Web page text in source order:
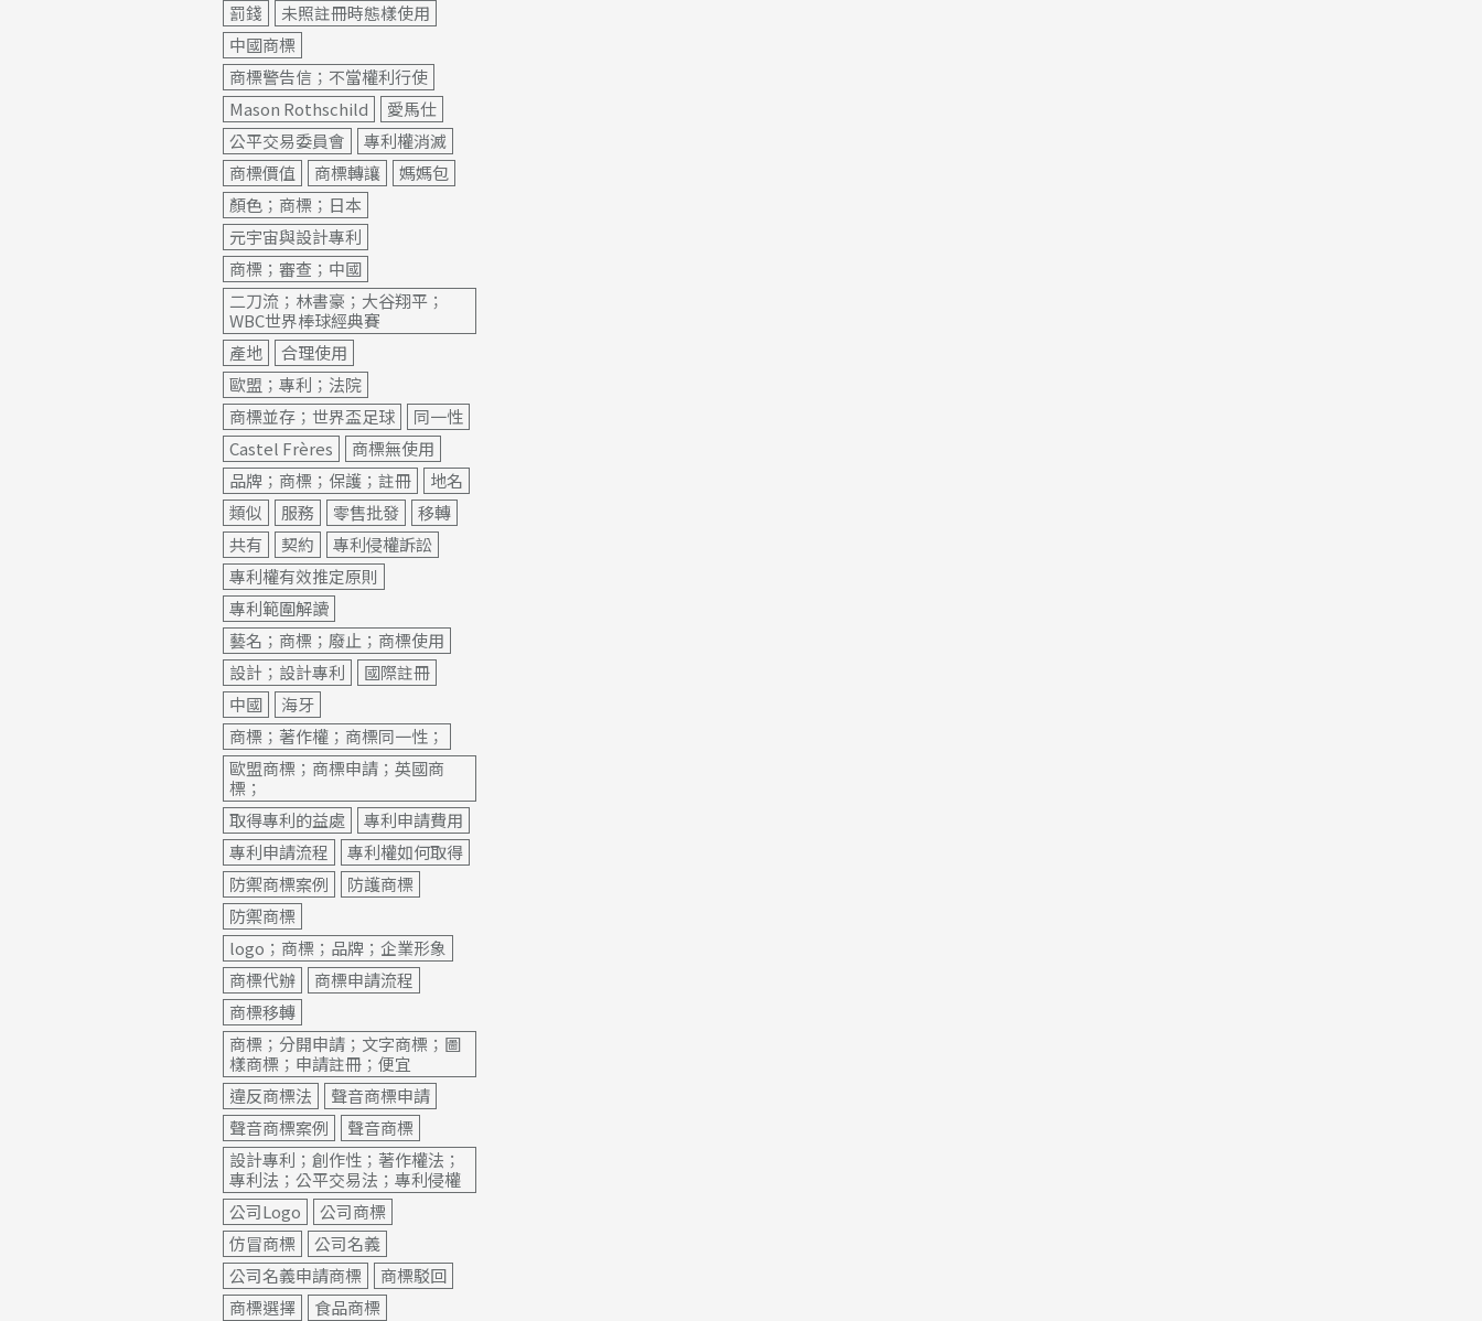
罰錢
未照註冊時態樣使用
中國商標
商標警告信；不當權利行使
Mason Rothschild
愛馬仕
公平交易委員會
專利權消滅
商標價值
商標轉讓
媽媽包
顏色；商標；日本
元宇宙與設計專利
商標；審查；中國
二刀流；林書豪；大谷翔平；
WBC世界棒球經典賽
產地
合理使用
歐盟；專利；法院
商標並存；世界盃足球
同一性
Castel Frères
商標無使用
品牌；商標；保護；註冊
地名
類似
服務 零售批發
移轉
共有
契約
專利侵權訴訟
專利權有效推定原則
專利範圍解讀
藝名；商標；廢止；商標使用
設計；設計專利
國際註冊
中國
海牙
商標；著作權；商標同一性；
歐盟商標；商標申請；英國商
標；
取得專利的益處
專利申請費用
專利申請流程
專利權如何取得
防禦商標案例
防護商標
防禦商標
logo；商標；品牌；企業形象
商標代辦
商標申請流程
商標移轉
商標；分開申請；文字商標；圖
樣商標；申請註冊；便宜
違反商標法
聲音商標申請
聲音商標案例
聲音商標
設計專利；創作性；著作權法；
專利法；公平交易法；專利侵權
公司Logo
公司商標
仿冒商標
公司名義
公司名義申請商標
商標駁回
商標選擇
食品商標